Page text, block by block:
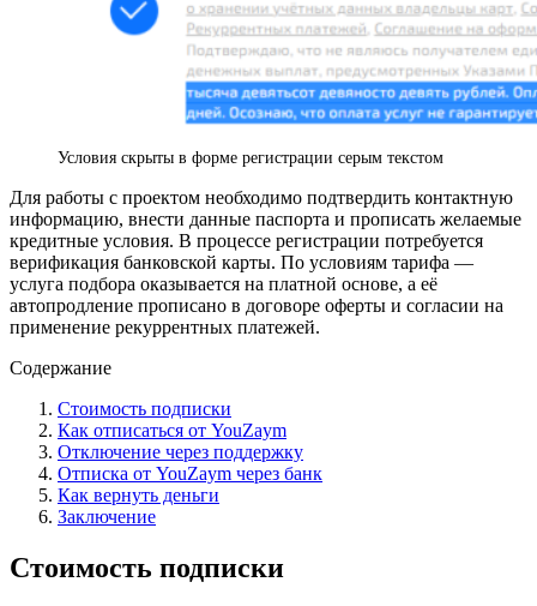
Условия скрыты в форме регистрации серым текстом
Для работы с проектом необходимо подтвердить контактную
информацию, внести данные паспорта и прописать желаемые
кредитные условия. В процессе регистрации потребуется
верификация банковской карты. По условиям тарифа —
услуга подбора оказывается на платной основе, а её
автопродление прописано в договоре оферты и согласии на
применение рекуррентных платежей.
Содержание
Стоимость подписки
Как отписаться от YouZaym
Отключение через поддержку
Отписка от YouZaym через банк
Как вернуть деньги
Заключение
Стоимость подписки